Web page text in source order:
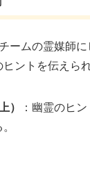
チームの霊媒師
ントを伝えら
）
：幽霊のヒ